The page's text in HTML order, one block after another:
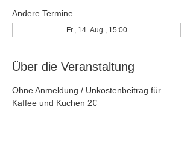
Andere Termine
Fr., 14. Aug., 15:00
Über die Veranstaltung
Ohne Anmeldung / Unkostenbeitrag für
Kaffee und Kuchen 2€